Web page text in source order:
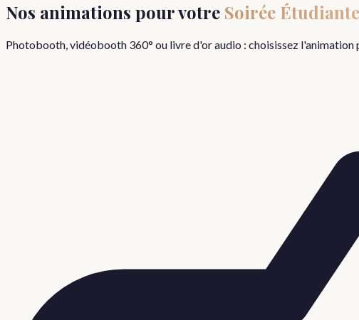
Nos animations pour votre Soirée
Photobooth, vidéobooth 360° ou livre d'or audio : choisissez